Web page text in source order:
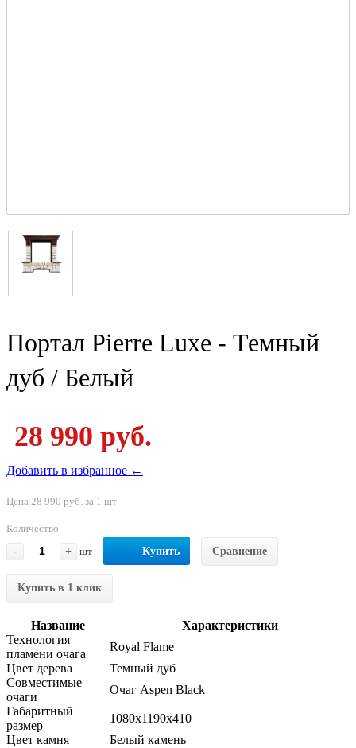
Портал Pierre Luxe - Темный
дуб / Белый
28 990 руб.
Добавить в избранное ←
Цена 28 990 руб. за 1 шт
Количество
-
+ шт Купить Сравнение
Купить в 1 клик
Название
Характеристики
Технология
пламени очага
Royal Flame
Цвет дерева
Темный дуб
Совместимые
очаги
Очаг Aspen Black
Габаритный
размер
1080x1190x410
Цвет камня
Белый камень